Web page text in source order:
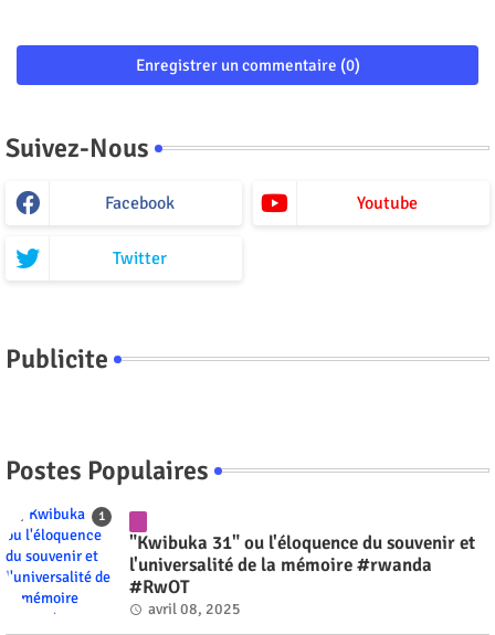
Enregistrer un commentaire (0)
Suivez-Nous
Facebook Youtube
Twitter
Publicite
Postes Populaires
"Kwibuka 31" ou l'éloquence du souvenir et
l'universalité de la mémoire #rwanda
#RwOT
avril 08, 2025